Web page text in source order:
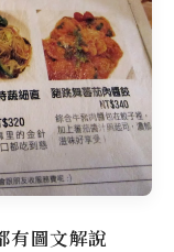
有圖文解說